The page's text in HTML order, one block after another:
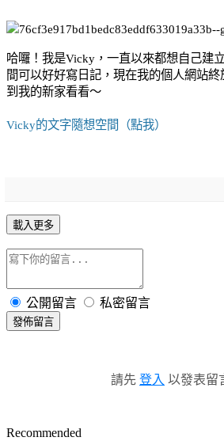
哈囉！我是Vicky，一直以來都想自己建
間可以好好寫日記，現在我的個人網站
到我的新家看看～
Vicky的文字隨想空間（點我）
載入更多
公開留言 私密留言
發佈留言
請先 登入 以發表留
Recommended